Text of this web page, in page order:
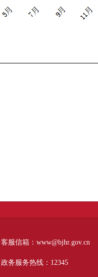
客服信箱：www@bjhr.gov.cn
政务服务热线：12345